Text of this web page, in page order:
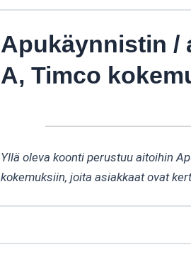
Apukäynnistin /
A, Timco
Yllä oleva koonti perustuu aitoihin
kokemuksiin, joita asiakkaat ovat